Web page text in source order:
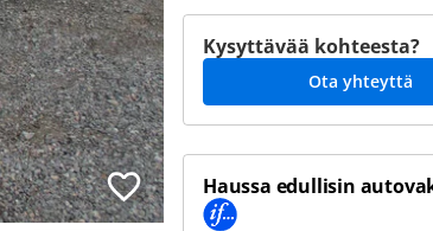
Kysyttävää kohteesta?
Ota yhteyttä
Haussa edullisin